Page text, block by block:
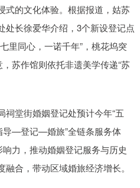
式的文化体验。根据报道，姑苏
处长徐爱华介绍，3个新设登记点
里同心，一诺千年”，桃花坞突
苏作馆则依托非遗美学传递“苏
堂街婚姻登记处预计今年“五
导—登记—婚旅”全链条服务体
力，推动婚姻登记服务与历史
合，带动区域婚旅经济增长。